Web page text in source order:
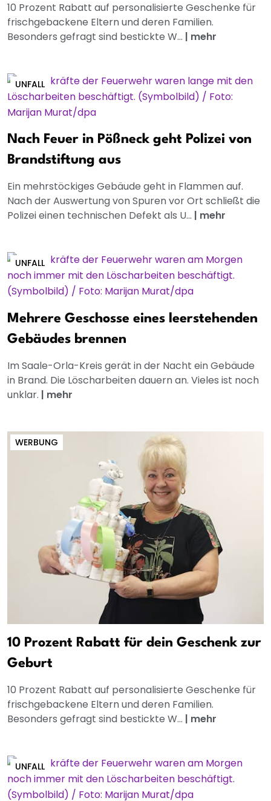
10 Prozent Rabatt auf personalisierte Geschenke für
frischgebackene Eltern und deren Familien.
Besonders gefragt sind bestickte W... | mehr
UNFALL
Nach Feuer in Pößneck geht Polizei von
Brandstiftung aus
Ein mehrstöckiges Gebäude geht in Flammen auf.
Nach der Auswertung von Spuren vor Ort schließt die
Polizei einen technischen Defekt als U... | mehr
UNFALL
Mehrere Geschosse eines leerstehenden
Gebäudes brennen
Im Saale-Orla-Kreis gerät in der Nacht ein Gebäude
in Brand. Die Löscharbeiten dauern an. Vieles ist noch
unklar. | mehr
WERBUNG
10 Prozent Rabatt für dein Geschenk zur
Geburt
10 Prozent Rabatt auf personalisierte Geschenke für
frischgebackene Eltern und deren Familien.
Besonders gefragt sind bestickte W... | mehr
UNFALL